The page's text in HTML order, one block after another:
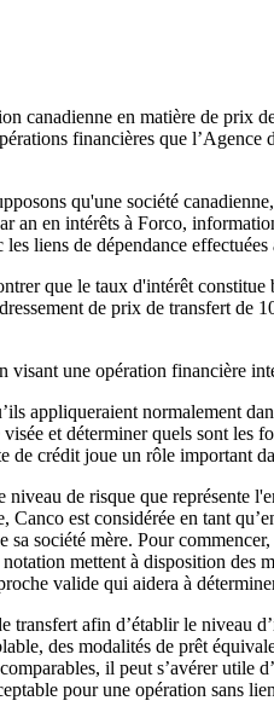
canadienne en matière de
financières que
qu'une société
en intérêts à Forco,
liens de dépendance effectuées
que le taux d'intérêt
de prix de transfert
visant une opération financière
appliqueraient normalement
et déterminer quels sont les
crédit joue un rôle important
de risque que représente
est considérée en tant
société mère. Pour
mettent à disposition
valide qui aidera à
afin d’établir le niveau
des modalités de prêt
il peut s’avérer utile
pour une opération sans